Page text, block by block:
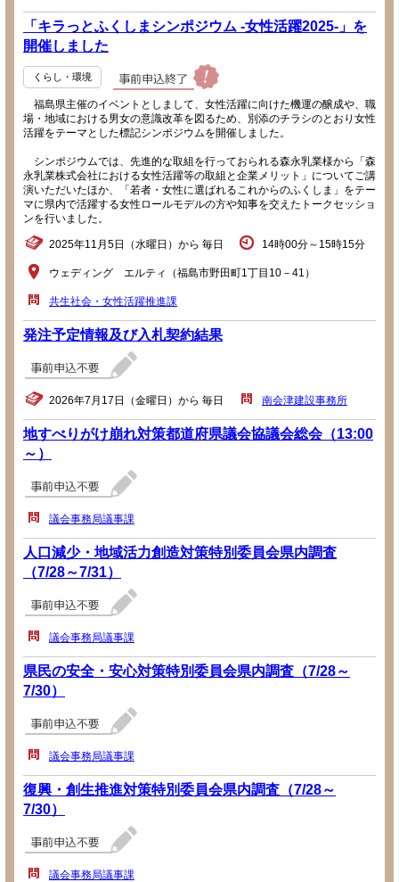
「キラっとふくしまシンポジウム -女性活躍2025-」を
開催しました
くらし・環境
福島県主催のイベントとしまして、女性活躍に向けた機運の醸成や、職
場・地域における男女の意識改革を図るため、別添のチラシのとおり女性
活躍をテーマとした標記シンポジウムを開催しました。
シンポジウムでは、先進的な取組を行っておられる森永乳業様から「森
永乳業株式会社における女性活躍等の取組と企業メリット」についてご講
演いただいたほか、「若者・女性に選ばれるこれからのふくしま」をテー
マに県内で活躍する女性ロールモデルの方や知事を交えたトークセッショ
ンを行いました。
2025年11月5日（水曜日）から 毎日 14時00分～15時15分
ウェディング エルティ（福島市野田町1丁目10－41）
共生社会・女性活躍推進課
発注予定情報及び入札契約結果
2026年7月17日（金曜日）から 毎日 南会津建設事務所
地すべりがけ崩れ対策都道府県議会協議会総会（13:00
～）
議会事務局議事課
人口減少・地域活力創造対策特別委員会県内調査
（7/28～7/31）
議会事務局議事課
県民の安全・安心対策特別委員会県内調査（7/28～
7/30）
議会事務局議事課
復興・創生推進対策特別委員会県内調査（7/28～
7/30）
議会事務局議事課